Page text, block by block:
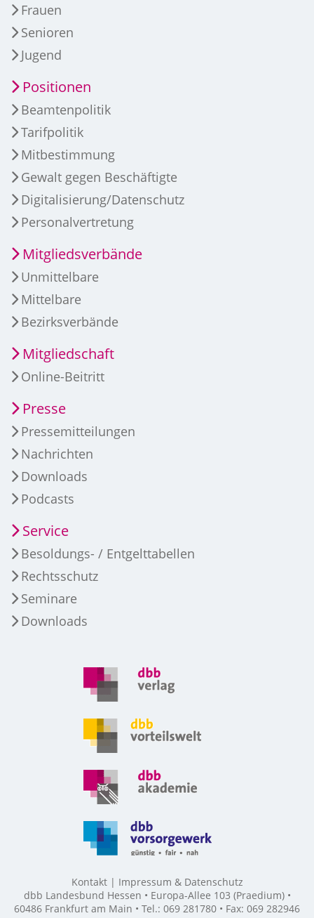
Frauen
Senioren
Jugend
Positionen
Beamtenpolitik
Tarifpolitik
Mitbestimmung
Gewalt gegen Beschäftigte
Digitalisierung/Datenschutz
Personalvertretung
Mitgliedsverbände
Unmittelbare
Mittelbare
Bezirksverbände
Mitgliedschaft
Online-Beitritt
Presse
Pressemitteilungen
Nachrichten
Downloads
Podcasts
Service
Besoldungs- / Entgelttabellen
Rechtsschutz
Seminare
Downloads
Kontakt
Impressum & Datenschutz
dbb Landesbund Hessen • Europa-Allee 103 (Praedium) •
60486 Frankfurt am Main • Tel.: 069 281780 • Fax: 069 282946